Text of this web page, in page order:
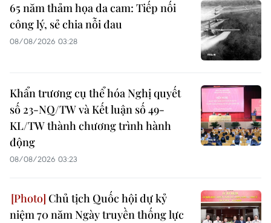
65 năm thảm họa da cam: Tiếp nối
công lý, sẻ chia nỗi đau
08/08/2026 03:28
Khẩn trương cụ thể hóa Nghị quyết
số 23-NQ/TW và Kết luận số 49-
KL/TW thành chương trình hành
động
08/08/2026 03:23
Chủ tịch Quốc hội dự kỷ
niệm 70 năm Ngày truyền thống lực